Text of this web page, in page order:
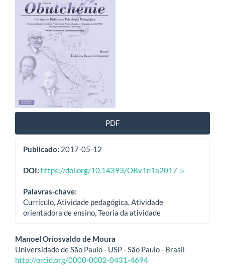
de
artigos
PDF
Publicado: 2017-05-12
DOI: https://doi.org/10.14393/OBv1n1a2017-5
Palavras-chave:
Currículo, Atividade pedagógica, Atividade
orientadora de ensino, Teoria da atividade
Conteúdo
do
Manoel Oriosvaldo de Moura
Universidade de São Paulo - USP - São Paulo - Brasil
http://orcid.org/0000-0002-0431-4694